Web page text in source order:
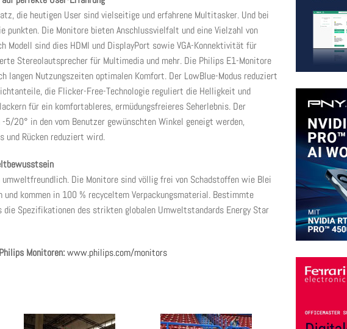
die heutigen User sind vielseitige und erfahrene Multitasker. Und bei
punkten. Die Monitore bieten Anschlussvielfalt und eine Vielzahl von
Modell sind dies HDMI und DisplayPort sowie VGA-Konnektivität für
Stereolautsprecher für Multimedia und mehr. Die Philips E1-Monitore
langen Nutzungszeiten optimalen Komfort. Der LowBlue-Modus reduziert
die Flicker-Free-Technologie reguliert die Helligkeit und
für ein komfortableres, ermüdungsfreieres Seherlebnis. Der
5/20° in den vom Benutzer gewünschten Winkel geneigt werden,
und Rücken reduziert wird.
Die Monitore sind völlig frei von Schadstoffen wie Blei
und kommen in 100 % recyceltem Verpackungsmaterial. Bestimmte
die Spezifikationen des strikten globalen Umweltstandards Energy Star
Monitoren:www.philips.com/monitors